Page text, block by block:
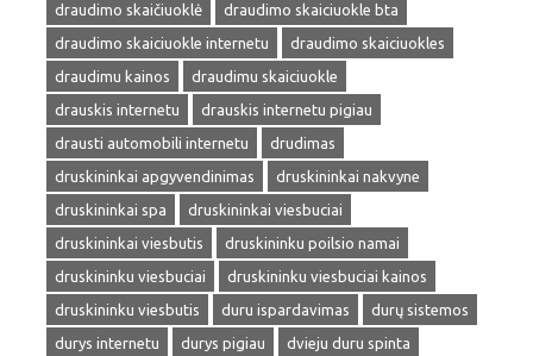
draudimo skaičiuoklė
draudimo skaiciuokle bta
draudimo skaiciuokle internetu
draudimo skaiciuokles
draudimu kainos
draudimu skaiciuokle
drauskis internetu
drauskis internetu pigiau
drausti automobili internetu
drudimas
druskininkai apgyvendinimas
druskininkai nakvyne
druskininkai spa
druskininkai viesbuciai
druskininkai viesbutis
druskininku poilsio namai
druskininku viesbuciai
druskininku viesbuciai kainos
druskininku viesbutis
duru ispardavimas
durų sistemos
durys internetu
durys pigiau
dvieju duru spinta